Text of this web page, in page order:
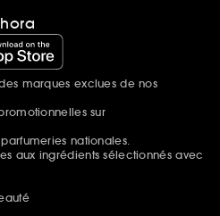
marques exclues de nos
sur
nationales.
aux ingrédients sélectionnés avec